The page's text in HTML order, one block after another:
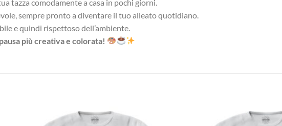
tazza comodamente a casa in pochi giorni.
sempre pronto a diventare il tuo alleato quotidiano.
e quindi rispettoso dell’ambiente.
più creativa e colorata!